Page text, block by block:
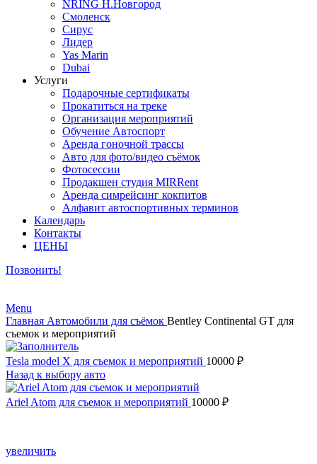
NRING Н.Новгород
Смоленск
Сирус
Лидер
Yas Marin
Dubai
Услуги
Подарочные сертификаты
Прокатиться на треке
Организация мероприятий
Обучение Автоспорт
Аренда гоночной трассы
Авто для фото/видео съёмок
Фотосессии
Продакшен студия MIRRent
Аренда симрейсинг кокпитов
Алфавит автоспортивных терминов
Календарь
Контакты
ЦЕНЫ
Позвонить!
Menu
Главная Автомобили для съёмок Bentley Continental GT для
съемок и мероприятий
Tesla model X для съемок и мероприятий 10000 ₽
Назад к выбору авто
Ariel Atom для съемок и мероприятий 10000 ₽
увеличить